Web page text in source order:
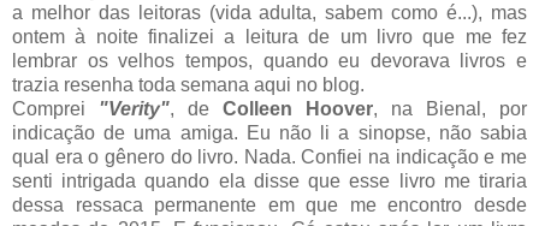
a melhor das leitoras (vida adulta, sabem como é...), mas
ontem à noite finalizei a leitura de um livro que me fez
lembrar os velhos tempos, quando eu devorava livros e
trazia resenha toda semana aqui no blog.
Comprei "Verity", de Colleen Hoover, na Bienal, por
indicação de uma amiga. Eu não li a sinopse, não sabia
qual era o gênero do livro. Nada. Confiei na indicação e me
senti intrigada quando ela disse que esse livro me tiraria
dessa ressaca permanente em que me encontro desde